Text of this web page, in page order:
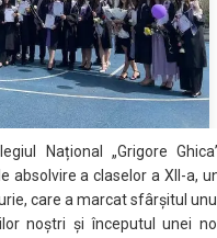
Național „Grigore
absolvire a claselor a XII-a,
care a marcat sfârșitul
noștri și începutul unei